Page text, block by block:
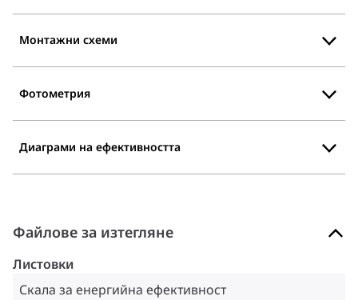
Монтажни схеми
Фотометрия
Диаграми на ефективността
Файлове за изтегляне
Листовки
Скала за енергийна ефективност